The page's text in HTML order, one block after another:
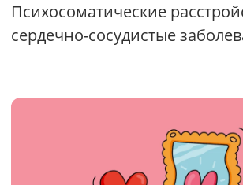
Психосоматические
сердечно-сосудистые